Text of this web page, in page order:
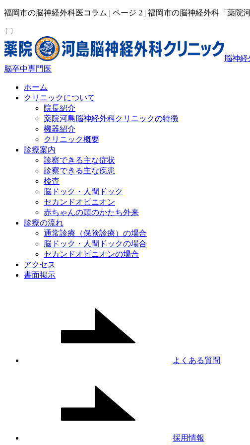
福岡市の脳神経外科医コラム | ページ 2 | 福岡市の脳神経外科「薬
脳神
脳卒中専⾨医
ホーム
クリニックについて
院長紹介
薬院河島脳神経外科クリニックの特徴
機器紹介
クリニック概要
診療案内
診察できる主な症状
診察できる主な疾患
検査
脳ドック・人間ドック
セカンドオピニオン
赤ちゃんの頭のかたち外来
診療の流れ
通常診療（保険診療）の場合
脳ドック・人間ドックの場合
セカンドオピニオンの場合
アクセス
書面掲示
よくある質問
採用情報